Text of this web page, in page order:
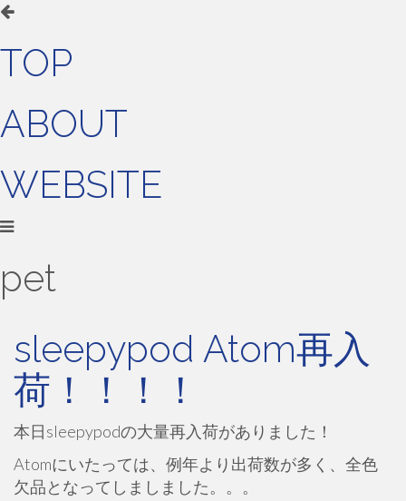
TOP
ABOUT
WEBSITE
pet
sleepypod Atom再入
荷！！！！
本日sleepypodの大量再入荷がありました！
Atomにいたっては、例年より出荷数が多く、全色
欠品となってしましました。。。